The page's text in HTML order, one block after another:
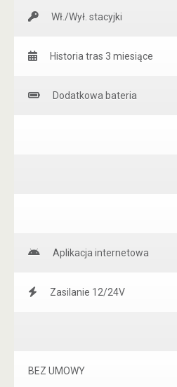
Wł./Wył. stacyjki
Historia tras 3 miesiące
Dodatkowa bateria
Aplikacja internetowa
Zasilanie 12/24V
BEZ UMOWY